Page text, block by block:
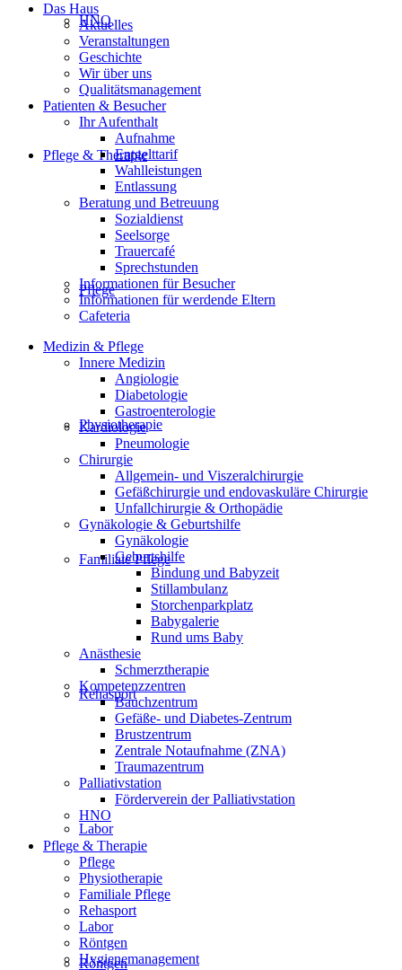
HNO
Pflege & Therapie
Pflege
Physiotherapie
Familiale Pflege
Rehasport
Labor
Röntgen
Das Haus
Aktuelles
Veranstaltungen
Geschichte
Wir über uns
Qualitätsmanagement
Patienten & Besucher
Ihr Aufenthalt
Aufnahme
Entgelttarif
Wahlleistungen
Entlassung
Beratung und Betreuung
Sozialdienst
Seelsorge
Trauercafé
Sprechstunden
Informationen für Besucher
Informationen für werdende Eltern
Cafeteria
Medizin & Pflege
Innere Medizin
Angiologie
Diabetologie
Gastroenterologie
Kardiologie
Pneumologie
Chirurgie
Allgemein- und Viszeralchirurgie
Gefäßchirurgie und endovaskuläre Chirurgie
Unfallchirurgie & Orthopädie
Gynäkologie & Geburtshilfe
Gynäkologie
Geburtshilfe
Bindung und Babyzeit
Stillambulanz
Storchenparkplatz
Babygalerie
Rund ums Baby
Anästhesie
Schmerztherapie
Kompetenzzentren
Bauchzentrum
Gefäße- und Diabetes-Zentrum
Brustzentrum
Zentrale Notaufnahme (ZNA)
Traumazentrum
Palliativstation
Förderverein der Palliativstation
HNO
Pflege & Therapie
Pflege
Physiotherapie
Familiale Pflege
Rehasport
Labor
Röntgen
Hygienemanagement